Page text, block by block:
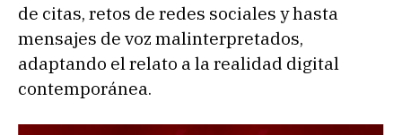
de citas, retos de redes sociales y hasta
mensajes de voz malinterpretados,
adaptando el relato a la realidad digital
contemporánea.